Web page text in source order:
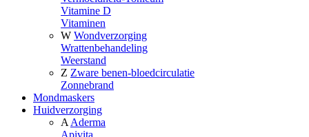
Vitamine D
Vitaminen
W Wondverzorging
Wrattenbehandeling
Weerstand
Z Zware benen-bloedcirculatie
Zonnebrand
Mondmaskers
Huidverzorging
A Aderma